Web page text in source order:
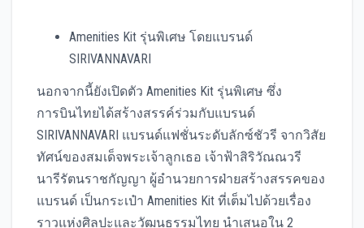
Amenities Kit รุ่นพิเศษ โดยแบรนด์
SIRIVANNAVARI
นอกจากนี้ยังเปิดตัว Amenities Kit รุ่นพิเศษ ซึ่ง
การบินไทยได้สร้างสรรค์ร่วมกับแบรนด์
SIRIVANNAVARI แบรนด์แฟชั่นระดับลักซ์ชัวรี จากวิสัย
ทัศน์ของสมเด็จพระเจ้าลูกเธอ เจ้าฟ้าสิริวัณณวรี
นารีรัตนราชกัญญา ผู้อำนวยการฝ่ายสร้างสรรคของ
แบรนด์ เป็นกระเป๋า Amenities Kit ที่เต็มไปด้วยเรื่อง
ราวแห่งศิลปะและวัฒนธรรมไทย นำเสนอใน 2